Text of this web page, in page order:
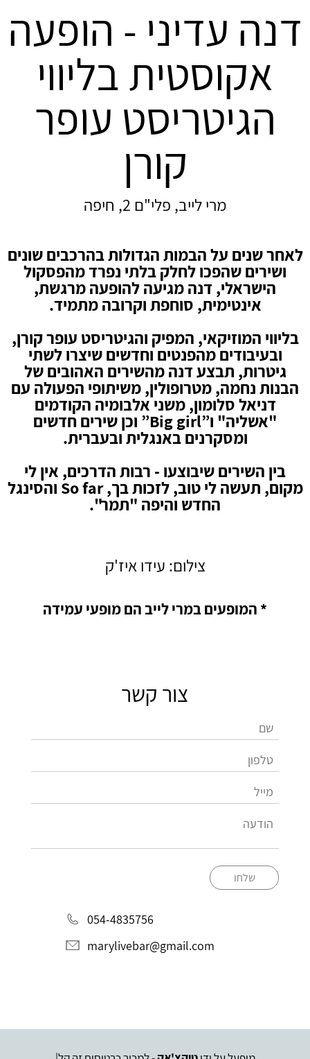
דנה עדיני - הופעה
אקוסטית בליווי
הגיטריסט עופר
קורן
מרי לייב, פלי"ם 2, חיפה
לאחר שנים על הבמות הגדולות בהרכבים שונים
ושירים שהפכו לחלק בלתי נפרד מהפסקול
הישראלי, דנה מגיעה להופעה מרגשת,
אינטימית, סוחפת וקרובה מתמיד.
בליווי המוזיקאי, המפיק והגיטריסט עופר קורן,
ובעיבודים מהפנטים וחדשים שיצרו לשתי
גיטרות, תבצע דנה מהשירים האהובים של
הבנות נחמה, מטרופולין, משיתופי הפעולה עם
דניאל סלומון, משני אלבומיה הקודמים
"אשליה" ו”Big girl” וכן שירים חדשים
ומסקרנים באנגלית ובעברית.
בין השירים שיבוצעו - רבות הדרכים, אין לי
מקום, תעשה לי טוב, לזכות בך, So far והסינגל
החדש והיפה "תמר".
צילום: עידו איז'ק
* המופעים במרי לייב הם מופעי עמידה
צור קשר
שלחו
054-4835756
marylivebar@gmail.com